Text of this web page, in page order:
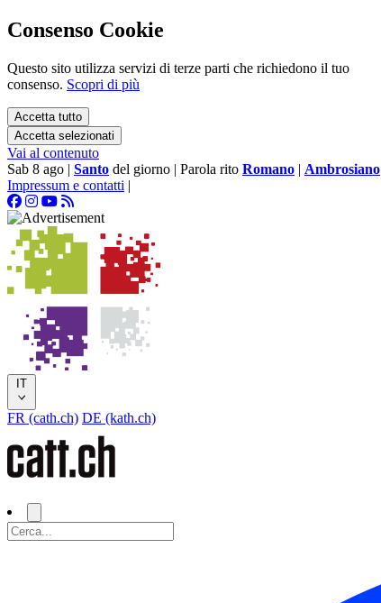
Consenso Cookie
Questo sito utilizza servizi di terze parti che richiedono il tuo
consenso. Scopri di più
Accetta tutto
Accetta selezionati
Vai al contenuto
Sab 8 ago | Santo del giorno | Parola rito Romano | Ambrosiano
Impressum e contatti |
IT
FR (cath.ch) DE (kath.ch)